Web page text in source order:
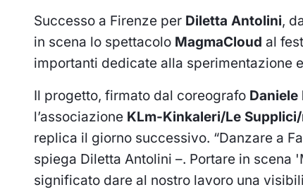
Successo a Firenze per Diletta Antolini,
in scena lo spettacolo MagmaCloud al
importanti dedicate alla sperimentazione
Il progetto, firmato dal coreografo Daniele
l’associazione KLm-Kinkaleri/Le
replica il giorno successivo. “Danzare a
spiega Diletta Antolini –. Portare in scena
significato dare al nostro lavoro una